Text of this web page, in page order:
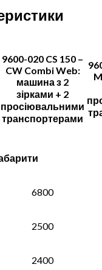
9600-020 CS 150 –
CW Combi Web:
машина з 2
зірками + 2
просіювальними
транспортерами
6800
2500
2400